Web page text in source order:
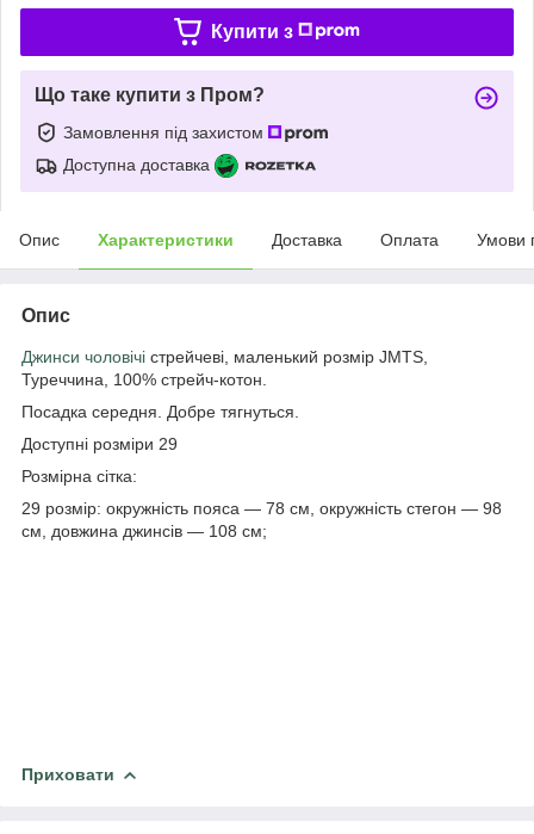
Купити з
Що таке купити з Пром?
Замовлення під захистом
Доступна доставка
Опис Характеристики Доставка Оплата Умови
Опис
Джинси чоловічі стрейчеві, маленький розмір JMTS,
Туреччина, 100% стрейч-котон.
Посадка середня. Добре тягнуться.
Доступні розміри 29
Розмірна сітка:
29 розмір: окружність пояса — 78 см, окружність стегон — 98
см, довжина джинсів — 108 см;
Приховати